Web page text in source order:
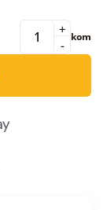
-
+ kom